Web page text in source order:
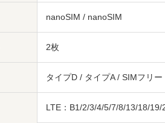
nanoSIM / nanoSIM
2枚
タイプD / タイプA / SIMフリー
LTE：B1/2/3/4/5/7/8/13/18/